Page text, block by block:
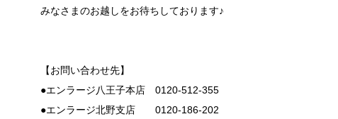
みなさまのお越しをお待ちしております♪
【お問い合わせ先】
●エンラージ八王子本店 0120-512-355
●エンラージ北野支店 0120-186-202